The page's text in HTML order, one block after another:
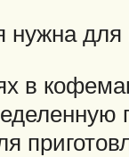
нужна
в